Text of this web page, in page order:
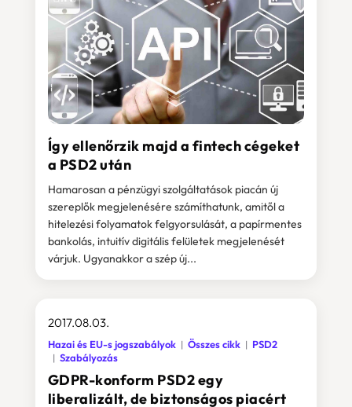
Így ellenőrzik majd a fintech cégeket
a PSD2 után
Hamarosan a pénzügyi szolgáltatások piacán új
szereplők megjelenésére számíthatunk, amitől a
hitelezési folyamatok felgyorsulását, a papírmentes
bankolás, intuitív digitális felületek megjelenését
várjuk. Ugyanakkor a szép új...
GDPR-konform PSD2 egy
liberalizált, de biztonságos piacért
2017.08.03.
Hazai és EU-s jogszabályok Összes cikk
PSD2
Szabályozás